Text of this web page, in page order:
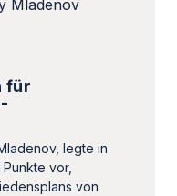
für
legte in
vor,
von